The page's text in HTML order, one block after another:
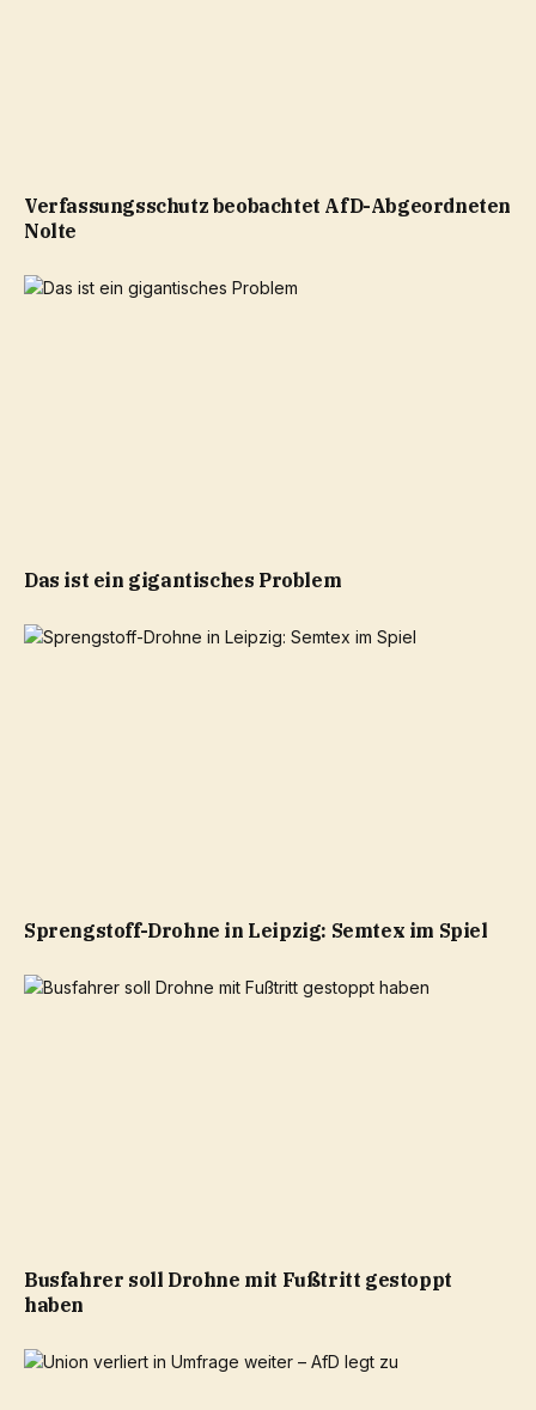
Verfassungsschutz beobachtet AfD-Abgeordneten
Nolte
Das ist ein gigantisches Problem
Sprengstoff-Drohne in Leipzig: Semtex im Spiel
Busfahrer soll Drohne mit Fußtritt gestoppt
haben